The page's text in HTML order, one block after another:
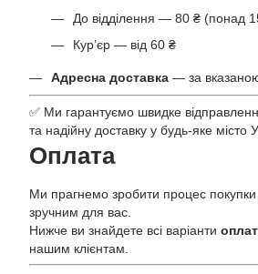
До відділення — 80 ₴ (понад
Кур’єр — від 60 ₴
Адресна доставка — за
✅ Ми гарантуємо швидке
та надійну доставку у будь-яке місто
Оплата
Ми прагнемо зробити процес
зручним для вас.
Нижче ви знайдете всі варіанти
нашим клієнтам.